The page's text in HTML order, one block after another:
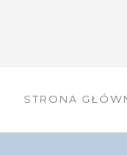
STRONA